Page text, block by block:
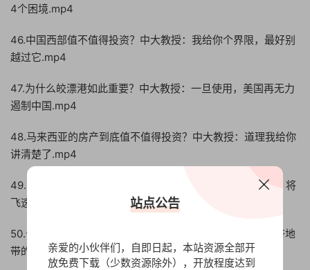
4个困境.mp4
46.中国西部值不值得投资？中大教授：我给你个界限，最好别
越过它.mp4
47.为什么皎漂港如此重要？中大教授：一旦使用，美国再无力
遏制中国.mp4
48.马来西亚的房产到底值不值得投资？中大教授：道理我给你
讲清楚了.mp4
49.中大教授：人口流入资本就会流入，中国南方这个城市，将
飞速发展.mp4
50.长三角地区最大的机会在哪里？中大教授解读长三角经济地
带的商机.mp4
站点公告
亲爱的小伙伴们，自即日起，本站资源全部开
放免费下载（少数资源除外），开放程度达到